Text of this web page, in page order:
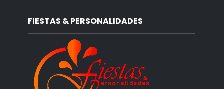
FIESTAS & PERSONALIDADES